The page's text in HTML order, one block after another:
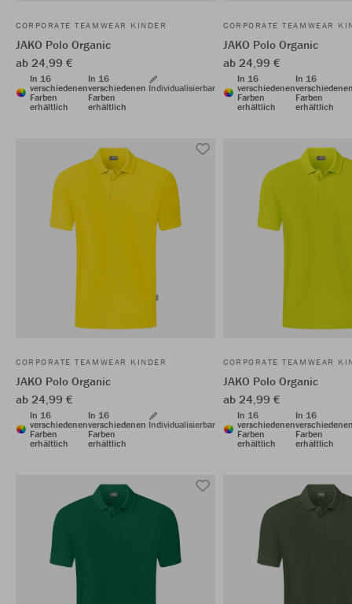
CORPORATE TEAMWEAR KINDER
JAKO Polo Organic
ab 24,99 €
In 16
verschiedenen
Farben
erhältlich
In 16
verschiedenen
Farben
erhältlich
Individualisierbar
CORPORATE TEAMWEAR
JAKO Polo Organic
ab 24,99 €
In 16
verschiedenen
Farben
erhältlich
In 16
Farben
erhältlich
CORPORATE TEAMWEAR KINDER
JAKO Polo Organic
ab 24,99 €
In 16
verschiedenen
Farben
erhältlich
In 16
verschiedenen
Farben
erhältlich
Individualisierbar
CORPORATE TEAMWEAR
JAKO Polo Organic
ab 24,99 €
In 16
verschiedenen
Farben
erhältlich
In 16
Farben
erhältlich